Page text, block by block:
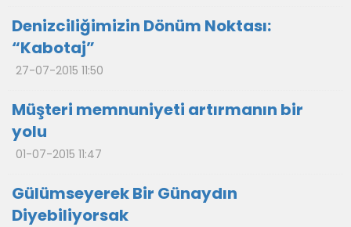
Denizciliğimizin Dönüm Noktası:
“Kabotaj”
27-07-2015 11:50
Müşteri memnuniyeti artırmanın bir
yolu
01-07-2015 11:47
Gülümseyerek Bir Günaydın
Diyebiliyorsak